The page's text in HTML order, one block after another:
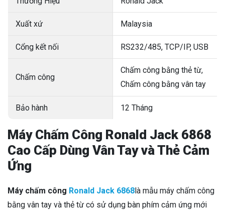
Xuất xứ Malaysia
Cổng kết nối RS232/485, TCP/IP, USB
Chấm công
Chấm công bằng thẻ từ,
Chấm công bằng vân tay
Bảo hành 12 Tháng
Máy Chấm Công Ronald Jack 6868
Cao Cấp Dùng Vân Tay và Thẻ Cảm
Ứng
Máy chấm công Ronald Jack 6868là mẫu máy chấm công
bằng vân tay và thẻ từ có sử dụng bàn phím cảm ứng mới